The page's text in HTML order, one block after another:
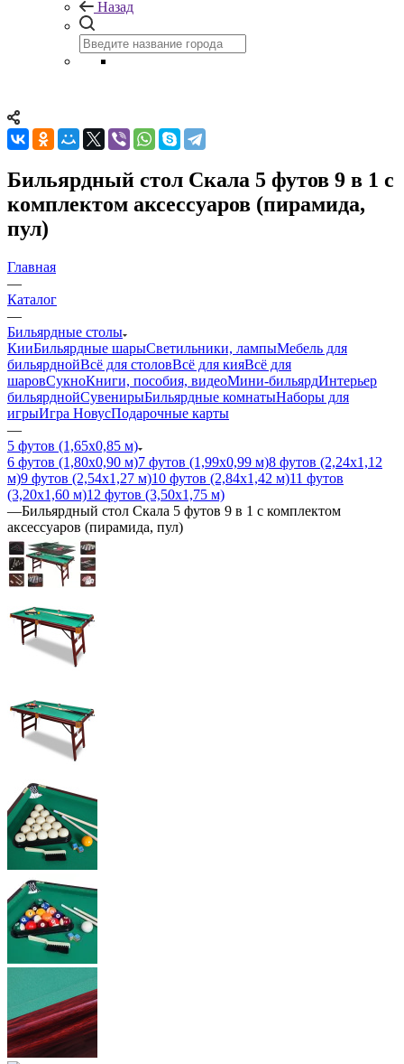
Назад
Бильярдный стол Скала 5 футов 9 в 1 с
комплектом аксессуаров (пирамида,
пул)
Главная
—
Каталог
—
Бильярдные столы
КииБильярдные шарыСветильники, лампыМебель для
бильярднойВсё для столовВсё для кияВсё для
шаровСукноКниги, пособия, видеоМини-бильярдИнтерьер
бильярднойСувенирыБильярдные комнатыНаборы для
игрыИгра НовусПодарочные карты
—
5 футов (1,65х0,85 м)
6 футов (1,80х0,90 м)7 футов (1,99х0,99 м)8 футов (2,24х1,12
м)9 футов (2,54х1,27 м)10 футов (2,84х1,42 м)11 футов
(3,20х1,60 м)12 футов (3,50х1,75 м)
—Бильярдный стол Скала 5 футов 9 в 1 с комплектом
аксессуаров (пирамида, пул)